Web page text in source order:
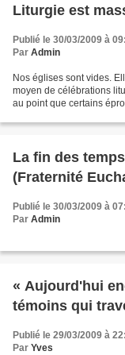
Liturgie est
Publié le 30/03/2009 à
Par Admin
Nos églises sont vides.
moyen de célébrations
au point que certains
La fin des
(Fraternité
Publié le 30/03/2009 à
Par Admin
« Aujourd'hui
témoins qui
Publié le 29/03/2009 à
Par Yves